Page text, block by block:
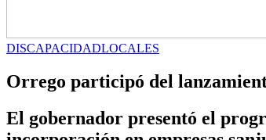
DISCAPACIDADLOCALES
Orrego participó del
El gobernador presentó el